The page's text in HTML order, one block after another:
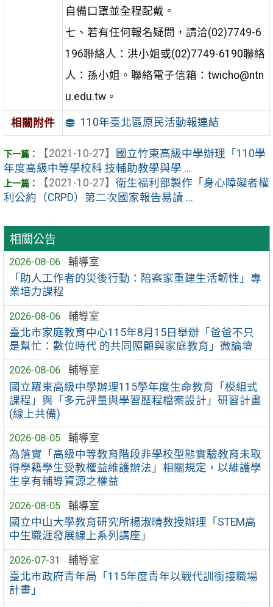
相關公告
2026-08-06
輔導室
「助人工作者的災後行動：陪案家重建生活韌性」專
業培力課程
2026-08-06
輔導室
臺北市家庭教育中心115年8月15日舉辦「爸爸不只
是幫忙：數位時代 的共同照顧與家庭教育」微論壇
2026-08-06
輔導室
國立羅東高級中學辦理115學年度生命教育「模組式
課程」與「多元評量與學習歷程檔案設計」研習計畫
(線上共備)
2026-08-05
輔導室
為落實「高級中等教育階段非學校型態實驗教育未取
得學籍學生受教權益維護辦法」相關規定，以維護學
生享有輔導資源之權益
2026-08-05
輔導室
國立中山大學教育研究所楊淑晴教授辦理「STEM高
中生職涯發展線上系列講座」
2026-07-31
輔導室
臺北市政府青年局「115年度青年以戰代訓銜接職場
計畫」
自備口罩並全程配戴。
七、若有任何報名疑問，請洽(02)7749-6
196聯絡人：洪小姐或(02)7749-6190聯絡
人：孫小姐。聯絡電子信箱：twicho@ntn
u.edu.tw。
相關附件 110年臺北區原民活動報連結
【2021-10-27】
國立竹東高級中學辦理「110學
年度高級中等學校科 技輔助教學與學 ...
【2021-10-27】 衛生福利部製作「身心障礙者權
利公約（CRPD）第二次國家報告易讀 ...